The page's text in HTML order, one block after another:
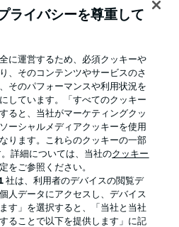
Display Mode
イン
ライバシーを尊重して
に運営するため、必須クッキーや
、そのコンテンツやサービスのさ
そのパフォーマンスや利用状況を
しています。「すべてのクッキー
ると、当社がマーケティングクッ
ーシャルメディアクッキーを使用
ります。これらのクッキーの一部
詳細については、当社のクッキー
をご参照ください。
社は、利用者のデバイスの閲覧デ
人データにアクセスし、デバイス
す」を選択すると、「当社と当社
ることで以下を提供します」に記